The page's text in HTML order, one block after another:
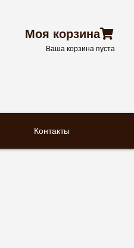
Моя корзина
Ваша корзина пуста
Контакты